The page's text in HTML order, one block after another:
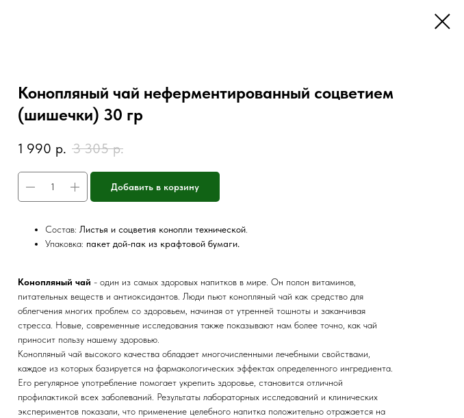
Конопляный чай неферментированный соцветием
(шишечки) 30 гр
1 990 р. 3 305 р.
Добавить в корзину
Состав: Листья и соцветия конопли технической.
Упаковка: пакет дой-пак из крафтовой бумаги.
Конопляный чай - один из самых здоровых напитков в мире. Он полон витаминов,
питательных веществ и антиоксидантов. Люди пьют конопляный чай как средство для
облегчения многих проблем со здоровьем, начиная от утренней тошноты и заканчивая
стресса. Новые, современные исследования также показывают нам более точно, как чай
приносит пользу нашему здоровью.
Конопляный чай высокого качества обладает многочисленными лечебными свойствами,
каждое из которых базируется на фармакологических эффектах определенного ингредиента.
Его регулярное употребление помогает укрепить здоровье, становится отличной
профилактикой всех заболеваний. Результаты лабораторных исследований и клинических
экспериментов показали, что применение целебного напитка положительно отражается на